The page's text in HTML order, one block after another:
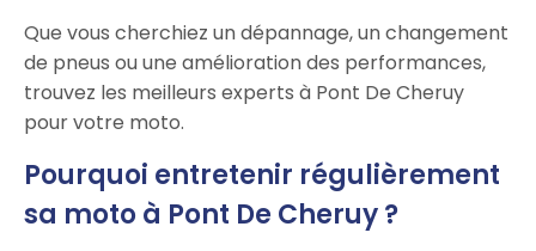
Que vous cherchiez un dépannage, un changement
de pneus ou une amélioration des performances,
trouvez les meilleurs experts à Pont De Cheruy
pour votre moto.
Pourquoi entretenir régulièrement
sa moto à Pont De Cheruy ?